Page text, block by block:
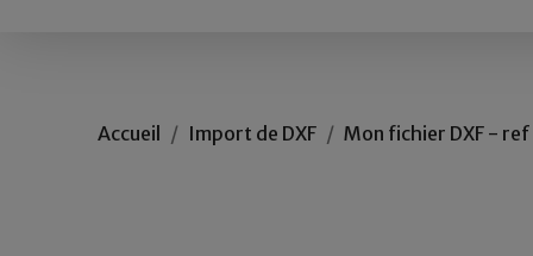
Accueil Import de DXF Mon fichier DXF -